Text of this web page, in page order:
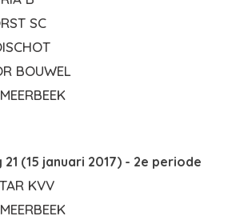
SC
BOUWEL
(15 januari 2017) - 2e periode
KVV